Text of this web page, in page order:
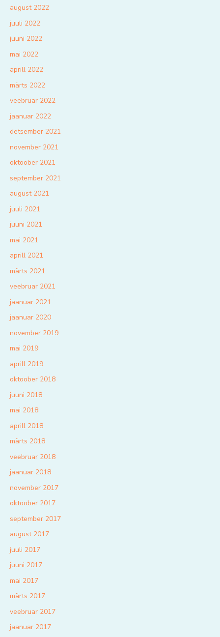
august 2022
juuli 2022
juuni 2022
mai 2022
aprill 2022
märts 2022
veebruar 2022
jaanuar 2022
detsember 2021
november 2021
oktoober 2021
september 2021
august 2021
juuli 2021
juuni 2021
mai 2021
aprill 2021
märts 2021
veebruar 2021
jaanuar 2021
jaanuar 2020
november 2019
mai 2019
aprill 2019
oktoober 2018
juuni 2018
mai 2018
aprill 2018
märts 2018
veebruar 2018
jaanuar 2018
november 2017
oktoober 2017
september 2017
august 2017
juuli 2017
juuni 2017
mai 2017
märts 2017
veebruar 2017
jaanuar 2017